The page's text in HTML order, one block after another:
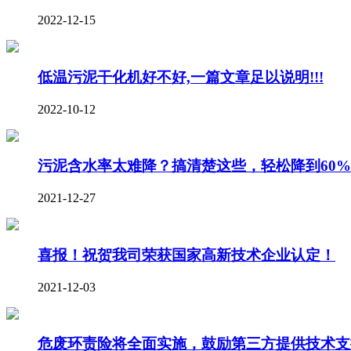
2022-12-15
低温污泥干化机好不好,一篇文章足以说明!!!
2022-10-12
污泥含水率太难降？搞清楚这些，轻松降到
2021-12-27
喜报！祝贺我司荣获国家高新技术企业认定！
2021-12-03
危废环责险将全面实施，鼓励第三方提供技术